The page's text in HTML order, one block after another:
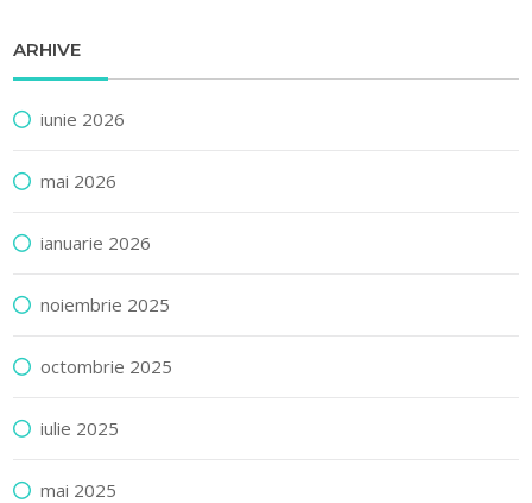
ARHIVE
iunie 2026
mai 2026
ianuarie 2026
noiembrie 2025
octombrie 2025
iulie 2025
mai 2025